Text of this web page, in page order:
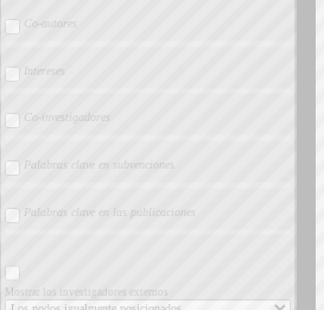
Co-autores
Intereses
Co-investigadores
Palabras clave en subvenciones
Palabras clave en las publicaciones
Mostrar los investigadores externos